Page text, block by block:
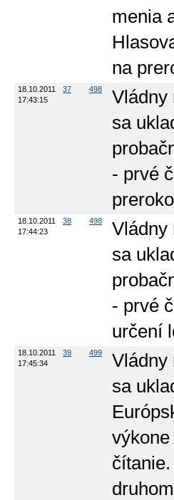
menia
na
18.10.2011
17:43:15
37 498
Vládny
sa
- prvé
18.10.2011
17:44:23
38 498
Vládny
sa
- prvé
určení
18.10.2011
17:45:34
39 499
Vládny
sa